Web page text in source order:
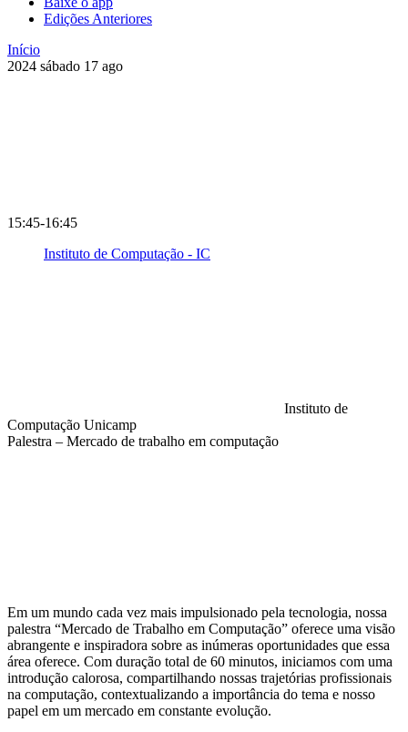
Edições Anteriores
Início
2024 sábado 17 ago
15:45-16:45
Instituto de Computação - IC
Instituto de
Computação Unicamp
Palestra – Mercado de trabalho em computação
Em um mundo cada vez mais impulsionado pela tecnologia, nossa
palestra “Mercado de Trabalho em Computação” oferece uma visão
abrangente e inspiradora sobre as inúmeras oportunidades que essa
área oferece. Com duração total de 60 minutos, iniciamos com uma
introdução calorosa, compartilhando nossas trajetórias profissionais
na computação, contextualizando a importância do tema e nosso
papel em um mercado em constante evolução.